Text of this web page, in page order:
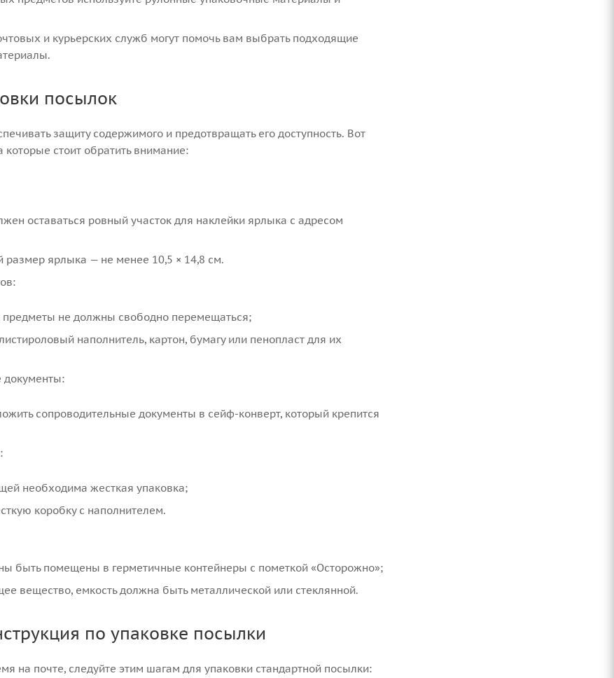
и курьерских служб могут помочь вам выбрать подходящие
посылок
защиту содержимого и предотвращать его доступность. Вот
стоит обратить внимание:
оставаться ровный участок для наклейки ярлыка с адресом
размер ярлыка — не менее 10,5 × 14,8 см.
предметы не должны свободно перемещаться;
наполнитель, картон, бумагу или пенопласт для их
документы:
сопроводительные документы в сейф-конверт, который крепится
необходима жесткая упаковка;
коробку с наполнителем.
быть помещены в герметичные контейнеры с пометкой «Осторожно»;
вещество, емкость должна быть металлической или стеклянной.
по упаковке посылки
на почте, следуйте этим шагам для упаковки стандартной посылки: